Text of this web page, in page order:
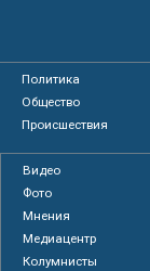
Политика
Общество
Происшествия
Видео
Фото
Мнения
Медиацентр
Колумнисты